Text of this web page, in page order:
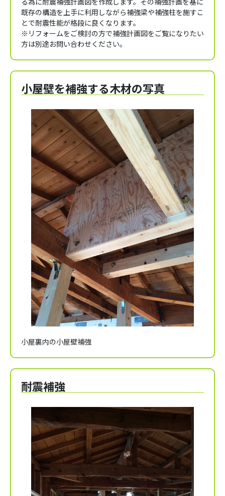
既存の構造を上手に利用しながら補強梁や補強柱を施すこ
とで耐震性能が格段に良くなります。
※リフォームをご検討の方で補強計画図をご覧になりたい
方は別途お問い合わせください。
小屋壁を補強する木材の写真
小屋裏内の小屋壁補強
耐震補強